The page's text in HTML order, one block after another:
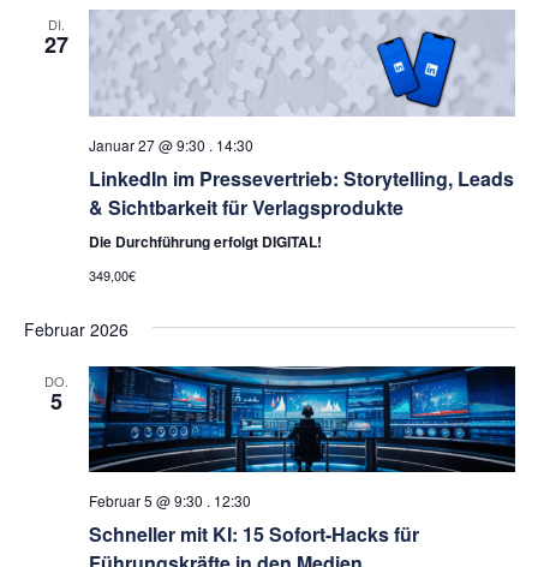
DI.
27
Januar 27 @ 9:30 . 14:30
LinkedIn im Pressevertrieb: Storytelling, Leads
& Sichtbarkeit für Verlagsprodukte
Die Durchführung erfolgt DIGITAL!
349,00€
Februar 2026
DO.
5
Februar 5 @ 9:30 . 12:30
Schneller mit KI: 15 Sofort-Hacks für